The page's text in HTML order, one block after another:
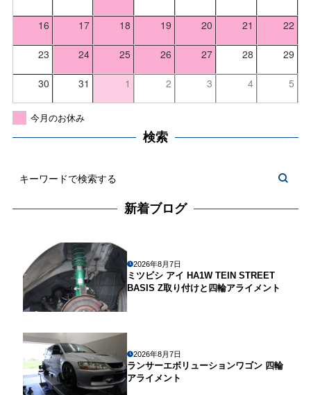
16 17 18 19 20 21 22
23 24 25 26 27 28 29
30 31 1 2 3 4 5
今月のお休み
検索
新着ブログ
2026年8月7日
ミツビシ アイ HA1W TEIN STREET
BASIS Z取り付けと四輪アライメント
2026年8月7日
ランサーエボリューションワゴン 四輪
アライメント